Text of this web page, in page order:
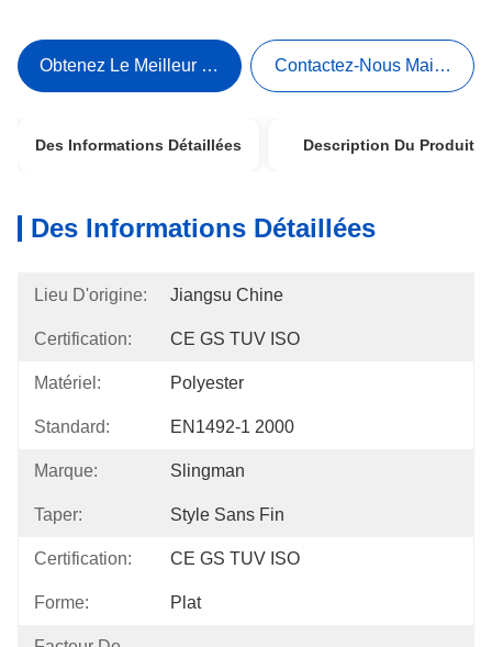
Obtenez Le Meilleur Prix Contactez-Nous Maintenant
Des Informations Détaillées Description Du Produit
Des Informations Détaillées
Lieu D'origine: Jiangsu Chine
Certification: CE GS TUV ISO
Matériel: Polyester
Standard: EN1492-1 2000
Marque: Slingman
Taper: Style Sans Fin
Certification: CE GS TUV ISO
Forme: Plat